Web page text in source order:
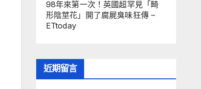
98年來第一次！英國超罕見「畸
形陰莖花」開了腐屍臭味狂傳 –
ETtoday
近期留言